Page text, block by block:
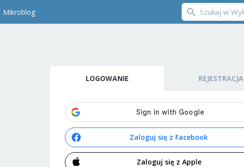
Mikroblog
LOGOWANIE REJESTRACJA
Zaloguj się z Facebook
Zaloguj się z Apple